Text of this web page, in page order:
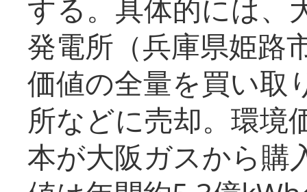
する。具体的には、
発電所（兵庫県姫路
価値の全量を買い取
所などに売却。環境
本が大阪ガスから購